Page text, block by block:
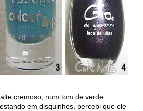
cremoso, num tom de verde
em disquinhos, percebi que ele